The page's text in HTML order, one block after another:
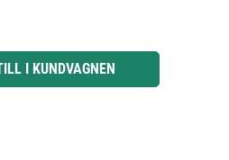
för att öka eller minska kvantiteten.
I KUNDVAGNEN